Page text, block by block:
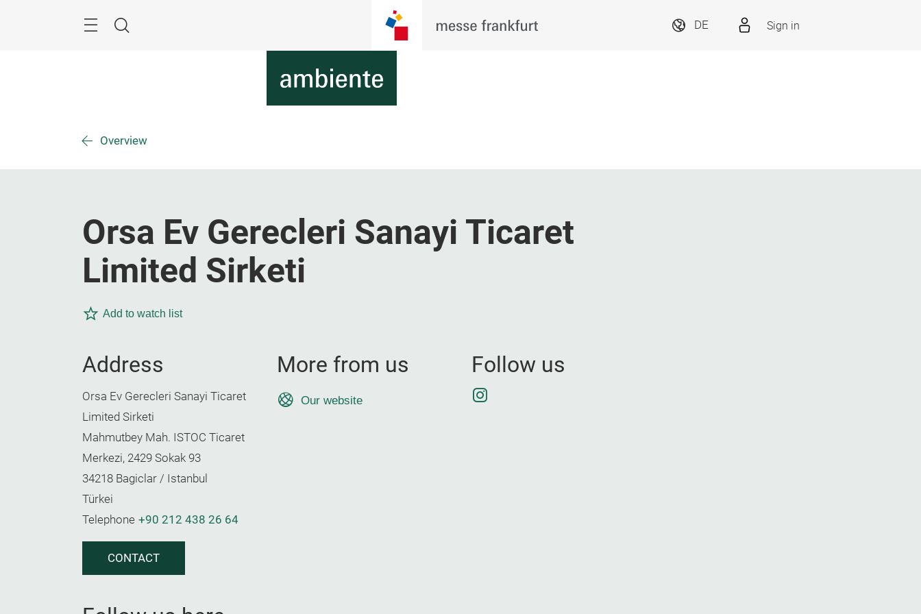
Suche
DE Sign in
Overview
Orsa Ev Gerecleri Sanayi Ticaret
Limited Sirketi
Add to watch list
Address
Orsa Ev Gerecleri Sanayi Ticaret
Limited Sirketi
Mahmutbey Mah. ISTOC Ticaret
Merkezi, 2429 Sokak 93
34218 Bagiclar / Istanbul
Türkei
Telephone +90 212 438 26 64
CONTACT
More from us
Our website
Follow us
Instagram